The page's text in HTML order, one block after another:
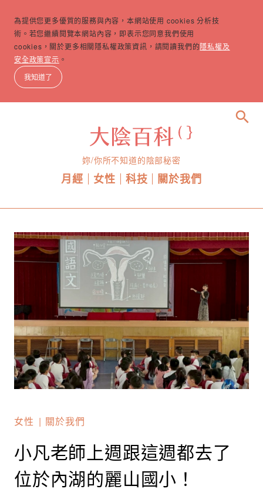
為提供您更多優質的服務與內容，本網站使用 cookies 分析技
術。若您繼續閱覽本網站內容，即表示您同意我們使用
cookies，關於更多相關隱私權政策資訊，請閱讀我們的隱私權及
安全政策宣示 。
我知道了
妳/你所不知道的陰部秘密
月經 女性 科技 關於我們
search
女性 關於我們
小凡老師上週跟這週都去了
位於內湖的麗山國小！